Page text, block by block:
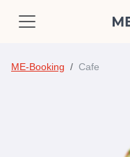
ME-Booking Cafe